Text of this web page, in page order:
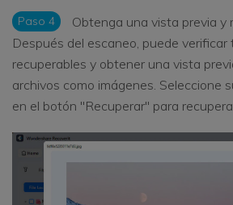
Paso 4
Obtenga una vista previa y
Después del escaneo, puede verificar
recuperables y obtener una vista
archivos como imágenes. Seleccione
en el botón "Recuperar" para